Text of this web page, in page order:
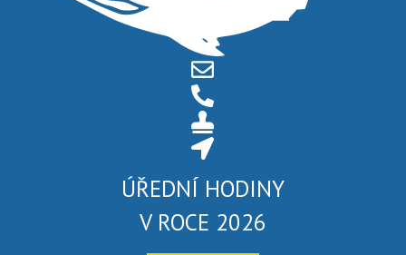
ÚŘEDNÍ HODINY
V ROCE 2026